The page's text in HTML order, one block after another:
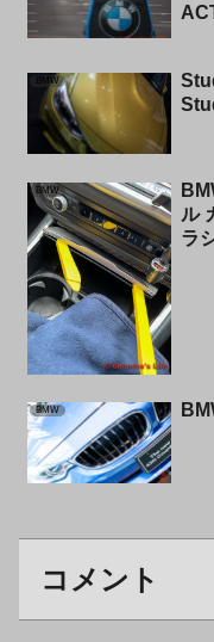
BMW
BMW
ル
ラ
BMW
コメント